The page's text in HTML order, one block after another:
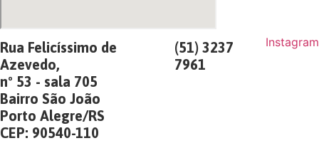
Rua Felicíssimo de
Azevedo,
nº 53 - sala 705
Bairro São João
Porto Alegre/RS
CEP: 90540-110
(51) 3237
7961
Instagram